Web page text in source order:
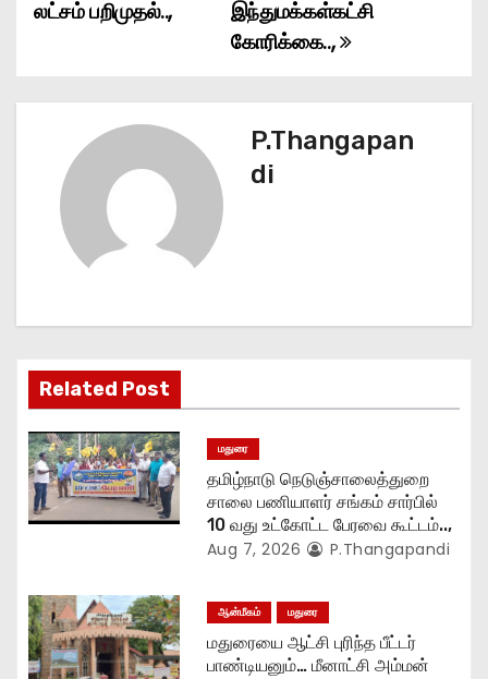
s
n
a
t
i
o
n
இந்துமக்கள்கட்சி
கோரிக்கை..,
லட்சம் பறிமுதல்..,
P.Thangapan
di
Related Post
மதுரை
தமிழ்நாடு நெடுஞ்சாலைத்துறை
சாலை பணியாளர் சங்கம் சார்பில்
10 வது உட்கோட்ட பேரவை கூட்டம்..,
Aug 7, 2026 P.Thangapandi
ஆன்மீகம் மதுரை
மதுரையை ஆட்சி புரிந்த பீட்டர்
பாண்டியனும்… மீனாட்சி அம்மன்